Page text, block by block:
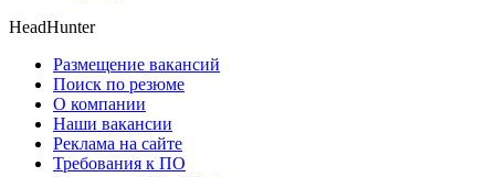
HeadHunter
Размещение вакансий
Поиск по резюме
О компании
Наши вакансии
Реклама на сайте
Требования к ПО